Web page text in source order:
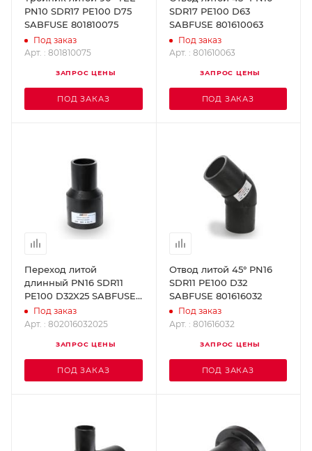
PN10 SDR17 PE100 D75
SABFUSE 801810075
Под заказ
Арт. : 801810075
ЗАПРОС ЦЕНЫ
ПОД ЗАКАЗ
SDR17 PE100 D63
SABFUSE 801610063
Под заказ
Арт. : 801610063
ЗАПРОС ЦЕНЫ
ПОД ЗАКАЗ
Переход литой
длинный PN16 SDR11
PE100 D32X25 SABFUSE
802016032025
Под заказ
Арт. : 802016032025
ЗАПРОС ЦЕНЫ
ПОД ЗАКАЗ
Отвод литой 45° PN16
SDR11 PE100 D32
SABFUSE 801616032
Под заказ
Арт. : 801616032
ЗАПРОС ЦЕНЫ
ПОД ЗАКАЗ